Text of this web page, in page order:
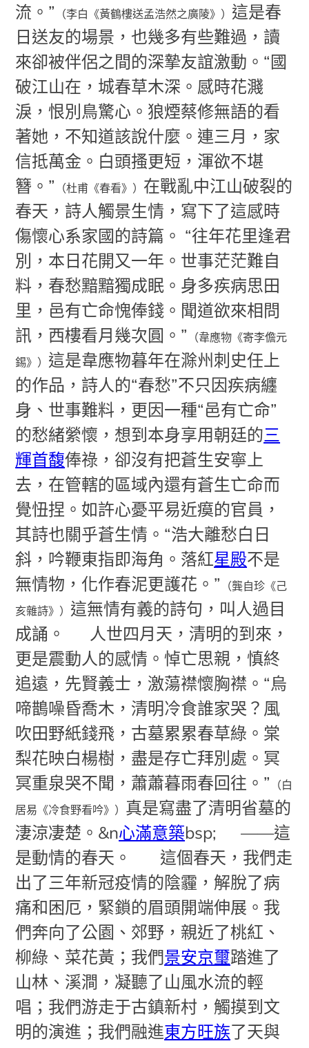
流。”
（李白《黃鶴樓送孟浩然之廣陵》） 這是春
日送友的場景，也幾多有些難過，讀
來卻被伴侶之間的深摯友誼激動。“國
破江山在，城春草木深。感時花濺
淚，恨別鳥驚心。狼煙蔡修無語的看
著她，不知道該說什麼。連三月，家
信抵萬金。白頭搔更短，渾欲不堪
簪。”
（杜甫《春看》） 在戰亂中江山破裂的
春天，詩人觸景生情，寫下了這感時
傷懷心系家國的詩篇。 “往年花里逢君
別，本日花開又一年。世事茫茫難自
料，春愁黯黯獨成眠。身多疾病思田
里，邑有亡命愧俸錢。聞道欲來相問
訊，西樓看月幾次圓。”
（韋應物《寄李儋元
錫》） 這是韋應物暮年在滁州刺史任上
的作品，詩人的“春愁”不只因疾病纏
身、世事難料，更因一種“邑有亡命”
的愁緒縈懷，想到本身享用朝廷的三
輝首馥俸祿，卻沒有把蒼生安寧上
去，在管轄的區域內還有蒼生亡命而
覺忸捏。如許心憂平易近瘼的官員，
其詩也關乎蒼生情。“浩大離愁白日
斜，吟鞭東指即海角。落紅星殿不是
無情物，化作春泥更護花。”
（龔自珍《己
亥雜詩》） 這無情有義的詩句，叫人過目
成誦。
人世四月天，清明的到來，
更是震動人的感情。悼亡思親，慎終
追遠，先賢義士，激蕩襟懷胸襟。“烏
啼鵲噪昏喬木，清明冷食誰家哭？風
吹田野紙錢飛，古墓累累春草綠。棠
梨花映白楊樹，盡是存亡拜別處。冥
冥重泉哭不聞，蕭蕭暮雨春回往。”
（白
居易《冷食野看吟》） 真是寫盡了清明省墓的
淒涼凄楚。 &n心滿意築bsp; ——這
是動情的春天。
這個春天，我們走
出了三年新冠疫情的陰霾，解脫了病
痛和困厄，緊鎖的眉頭開端伸展。我
們奔向了公園、郊野，親近了桃紅、
柳綠、菜花黃；我們景安京璽踏進了
山林、溪澗，凝聽了山風水流的輕
唱；我們游走于古鎮新村，觸摸到文
明的演進；我們融進東方旺族了天與